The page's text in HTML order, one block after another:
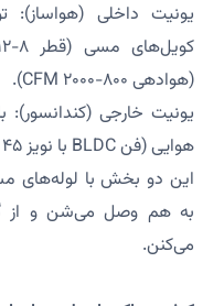
یونیت داخلی
(هوادهی ۸۰۰-۲۰۰۰ CFM).
هوایی (فن BLDC با نویز ۴۵ دسی‌بل).
می‌کنن.